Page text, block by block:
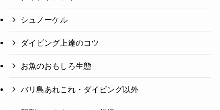
シュノーケル
ダイビング上達のコツ
お魚のおもしろ生態
バリ島あれこれ・ダイビング以外